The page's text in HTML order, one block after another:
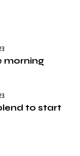
morning
to start